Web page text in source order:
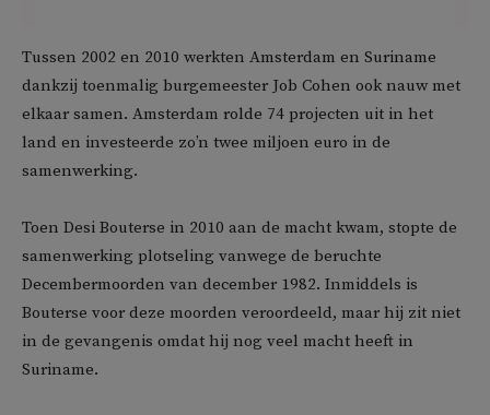
Tussen 2002 en 2010 werkten Amsterdam en Suriname
dankzij toenmalig burgemeester Job Cohen ook nauw met
elkaar samen. Amsterdam rolde 74 projecten uit in het
land en investeerde zo’n twee miljoen euro in de
samenwerking.
Toen Desi Bouterse in 2010 aan de macht kwam, stopte de
samenwerking plotseling vanwege de beruchte
Decembermoorden van december 1982. Inmiddels is
Bouterse voor deze moorden veroordeeld, maar hij zit niet
in de gevangenis omdat hij nog veel macht heeft in
Suriname.